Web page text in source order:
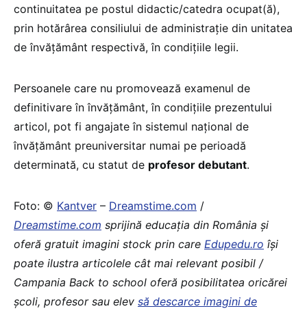
continuitatea pe postul didactic/catedra ocupat(ă),
prin hotărârea consiliului de administraţie din unitatea
de învăţământ respectivă, în condiţiile legii.
Persoanele care nu promovează examenul de
definitivare în învăţământ, în condiţiile prezentului
articol, pot fi angajate în sistemul naţional de
învăţământ preuniversitar numai pe perioadă
determinată, cu statut de profesor debutant.
Foto: © Kantver – Dreamstime.com /
Dreamstime.com sprijină educaţia din România şi
oferă gratuit imagini stock prin care Edupedu.ro îşi
poate ilustra articolele cât mai relevant posibil /
Campania Back to school oferă posibilitatea oricărei
școli, profesor sau elev să descarce imagini de